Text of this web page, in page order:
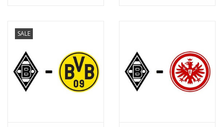
SALE